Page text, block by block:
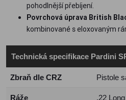
pohodlnější přebíjení.
Povrchová úprava British
kombinované s eloxovaným
Technická specifikace Pardini
Zbraň dle CRZ Pistole
Ráže .22